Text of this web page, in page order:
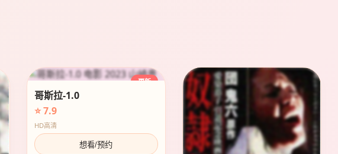
更新
哥斯拉-1.0
⭐ 7.9
HD高清
想看/预约